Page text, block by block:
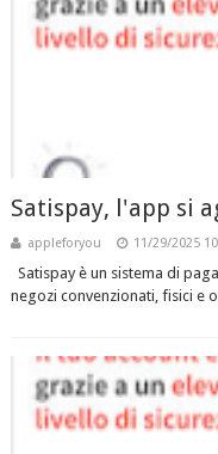
Satispay, l'app si
appleforyou 11/29/2025
Satispay è un sistema di
negozi convenzionati, fisici e